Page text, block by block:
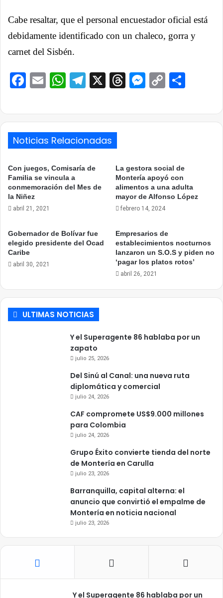
Cabe resaltar, que el personal encuestador oficial está
debidamente identificado con un chaleco, gorra y
carnet del Sisbén.
Facebook
EmailWhatsApp
Telegram
X ThreadsCopy
Noticias Relacionadas
Con juegos, Comisaría de
Familia se vincula a
conmemoración del Mes de
la Niñez
abril 21, 2021
La gestora social de
Montería apoyó con
alimentos a una adulta
mayor de Alfonso López
febrero 14, 2024
Gobernador de Bolívar fue
elegido presidente del Ocad
Caribe
abril 30, 2021
Empresarios de
establecimientos nocturnos
lanzaron un S.O.S y piden no
‘pagar los platos rotos’
abril 26, 2021
ULTIMAS NOTICIAS
Y el Superagente 86 hablaba por un
zapato
julio 25, 2026
Del Sinú al Canal: una nueva ruta
diplomática y comercial
julio 24, 2026
CAF compromete US$9.000 millones
para Colombia
julio 24, 2026
Grupo Éxito convierte tienda del norte
de Montería en Carulla
julio 23, 2026
Barranquilla, capital alterna: el
anuncio que convirtió el empalme de
Montería en noticia nacional
julio 23, 2026
Y el Superagente 86 hablaba por un